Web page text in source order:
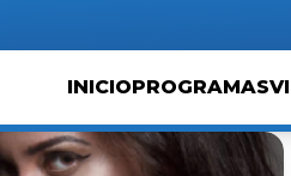
INICIOPROGRAMAS